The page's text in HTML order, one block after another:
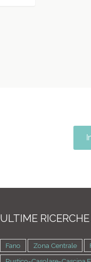
ULTIME RICERCHE
Fano Zona Centrale